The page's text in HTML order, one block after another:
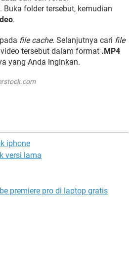
. Buka folder tersebut, kemudian
.
file cache. Selanjutnya cari file
tersebut dalam format .MP4
yang Anda inginkan.
iphone
versi lama
premiere pro di laptop gratis